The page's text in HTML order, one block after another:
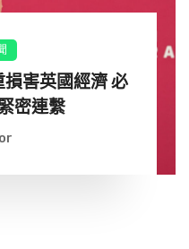
害英國經濟 必
密連繫